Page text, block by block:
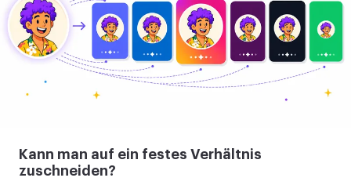
Kann man auf ein festes Verhältnis
zuschneiden?